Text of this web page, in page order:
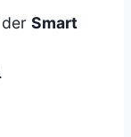
der Smart
.